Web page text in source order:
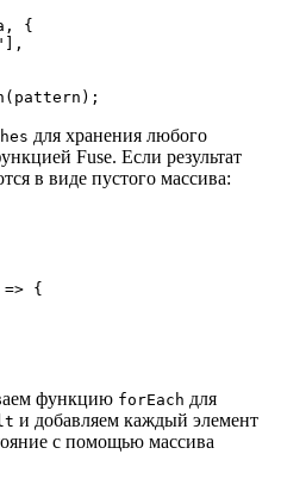
{
для хранения любого
Fuse. Если результат
в виде пустого массива:
функцию forEach для
и добавляем каждый элемент
с помощью массива